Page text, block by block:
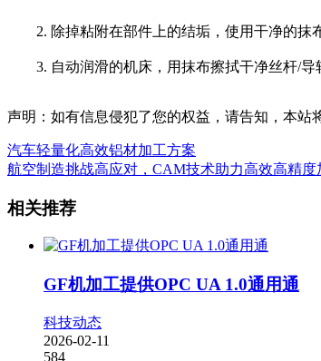
2. 除掉粘附在部件上的结垢，使用干净的抹
3. 自动润滑的机床，用抹布擦拭干净丝杆/导
声明：如有信息侵犯了您的权益，请告知，本站
汽车轻量化高效铝材加工方案
航空制造挑战高应对，CAM技术助力高效高精度
相关推荐
GF机加工提供OPC UA 1.0通用通
科技动态
2026-02-11
584